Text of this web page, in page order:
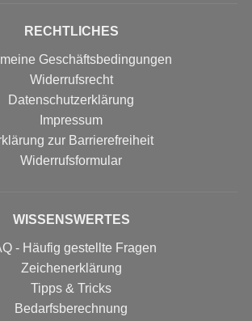
RECHTLICHES
Geschäftsbedingungen
Widerrufsrecht
Datenschutzerklärung
Impressum
zur Barrierefreiheit
Widerrufs­formular
WISSENSWERTES
- Häufig gestellte Fragen
Zeichenerklärung
Tipps & Tricks
Bedarfsberechnung